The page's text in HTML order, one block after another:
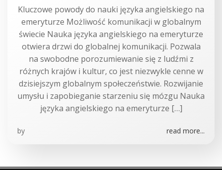
Kluczowe powody do nauki języka angielskiego na
emeryturze Możliwość komunikacji w globalnym
świecie Nauka języka angielskiego na emeryturze
otwiera drzwi do globalnej komunikacji. Pozwala
na swobodne porozumiewanie się z ludźmi z
różnych krajów i kultur, co jest niezwykle cenne w
dzisiejszym globalnym społeczeństwie. Rozwijanie
umysłu i zapobieganie starzeniu się mózgu Nauka
języka angielskiego na emeryturze […]
by read more...